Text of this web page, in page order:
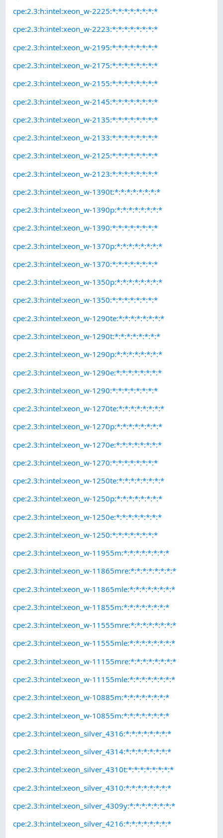
cpe:2.3:h:intel:xeon_w-2225:*:*:*:*:*:*:*:*
cpe:2.3:h:intel:xeon_w-2223:*:*:*:*:*:*:*:*
cpe:2.3:h:intel:xeon_w-2195:*:*:*:*:*:*:*:*
cpe:2.3:h:intel:xeon_w-2175:*:*:*:*:*:*:*:*
cpe:2.3:h:intel:xeon_w-2155:*:*:*:*:*:*:*:*
cpe:2.3:h:intel:xeon_w-2145:*:*:*:*:*:*:*:*
cpe:2.3:h:intel:xeon_w-2135:*:*:*:*:*:*:*:*
cpe:2.3:h:intel:xeon_w-2133:*:*:*:*:*:*:*:*
cpe:2.3:h:intel:xeon_w-2125:*:*:*:*:*:*:*:*
cpe:2.3:h:intel:xeon_w-2123:*:*:*:*:*:*:*:*
cpe:2.3:h:intel:xeon_w-1390t:*:*:*:*:*:*:*:*
cpe:2.3:h:intel:xeon_w-1390p:*:*:*:*:*:*:*:*
cpe:2.3:h:intel:xeon_w-1390:*:*:*:*:*:*:*:*
cpe:2.3:h:intel:xeon_w-1370p:*:*:*:*:*:*:*:*
cpe:2.3:h:intel:xeon_w-1370:*:*:*:*:*:*:*:*
cpe:2.3:h:intel:xeon_w-1350p:*:*:*:*:*:*:*:*
cpe:2.3:h:intel:xeon_w-1350:*:*:*:*:*:*:*:*
cpe:2.3:h:intel:xeon_w-1290te:*:*:*:*:*:*:*:*
cpe:2.3:h:intel:xeon_w-1290t:*:*:*:*:*:*:*:*
cpe:2.3:h:intel:xeon_w-1290p:*:*:*:*:*:*:*:*
cpe:2.3:h:intel:xeon_w-1290e:*:*:*:*:*:*:*:*
cpe:2.3:h:intel:xeon_w-1290:*:*:*:*:*:*:*:*
cpe:2.3:h:intel:xeon_w-1270te:*:*:*:*:*:*:*:*
cpe:2.3:h:intel:xeon_w-1270p:*:*:*:*:*:*:*:*
cpe:2.3:h:intel:xeon_w-1270e:*:*:*:*:*:*:*:*
cpe:2.3:h:intel:xeon_w-1270:*:*:*:*:*:*:*:*
cpe:2.3:h:intel:xeon_w-1250te:*:*:*:*:*:*:*:*
cpe:2.3:h:intel:xeon_w-1250p:*:*:*:*:*:*:*:*
cpe:2.3:h:intel:xeon_w-1250e:*:*:*:*:*:*:*:*
cpe:2.3:h:intel:xeon_w-1250:*:*:*:*:*:*:*:*
cpe:2.3:h:intel:xeon_w-11955m:*:*:*:*:*:*:*:*
cpe:2.3:h:intel:xeon_w-11865mre:*:*:*:*:*:*:*:*
cpe:2.3:h:intel:xeon_w-11865mle:*:*:*:*:*:*:*:*
cpe:2.3:h:intel:xeon_w-11855m:*:*:*:*:*:*:*:*
cpe:2.3:h:intel:xeon_w-11555mre:*:*:*:*:*:*:*:*
cpe:2.3:h:intel:xeon_w-11555mle:*:*:*:*:*:*:*:*
cpe:2.3:h:intel:xeon_w-11155mre:*:*:*:*:*:*:*:*
cpe:2.3:h:intel:xeon_w-11155mle:*:*:*:*:*:*:*:*
cpe:2.3:h:intel:xeon_w-10885m:*:*:*:*:*:*:*:*
cpe:2.3:h:intel:xeon_w-10855m:*:*:*:*:*:*:*:*
cpe:2.3:h:intel:xeon_silver_4316:*:*:*:*:*:*:*:*
cpe:2.3:h:intel:xeon_silver_4314:*:*:*:*:*:*:*:*
cpe:2.3:h:intel:xeon_silver_4310t:*:*:*:*:*:*:*:*
cpe:2.3:h:intel:xeon_silver_4310:*:*:*:*:*:*:*:*
cpe:2.3:h:intel:xeon_silver_4309y:*:*:*:*:*:*:*:*
cpe:2.3:h:intel:xeon_silver_4216:*:*:*:*:*:*:*:*